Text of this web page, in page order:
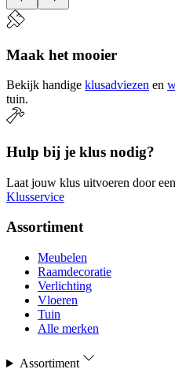
Maak het mooier
Bekijk handige klusadviezen en
tuin.
Hulp bij je klus nodig?
Laat jouw klus uitvoeren door
Klusservice
Assortiment
Meubelen
Raamdecoratie
Verlichting
Vloeren
Tuin
Alle merken
Assortiment